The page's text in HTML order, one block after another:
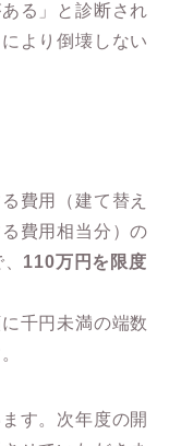
る」と診断され
より倒壊しない
費用（建て替え
費用相当分）の
110万円を限度
千円未満の端数
す。次年度の開